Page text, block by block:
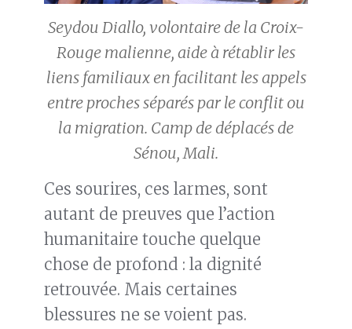
Seydou Diallo, volontaire de la Croix-
Rouge malienne, aide à rétablir les
liens familiaux en facilitant les appels
entre proches séparés par le conflit ou
la migration. Camp de déplacés de
Sénou, Mali.
Ces sourires, ces larmes, sont
autant de preuves que l’action
humanitaire touche quelque
chose de profond : la dignité
retrouvée. Mais certaines
blessures ne se voient pas.